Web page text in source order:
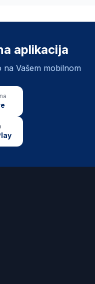
aplikacija
Vašem mobilnom